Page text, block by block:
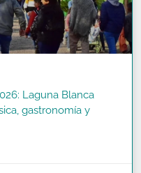
Laguna Blanca
gastronomía y